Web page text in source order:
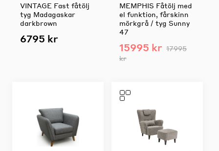
VINTAGE Fast fåtölj
tyg Madagaskar
darkbrown
6795 kr
MEMPHIS Fåtölj med
el funktion, fårskinn
mörkgrå / tyg Sunny
47
15995 kr 17995
kr